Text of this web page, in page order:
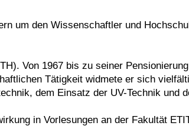
um den Wissenschaftler und
Von 1967 bis zu seiner
Tätigkeit widmete er sich
dem Einsatz der UV-Technik und
in Vorlesungen an der Fakultät